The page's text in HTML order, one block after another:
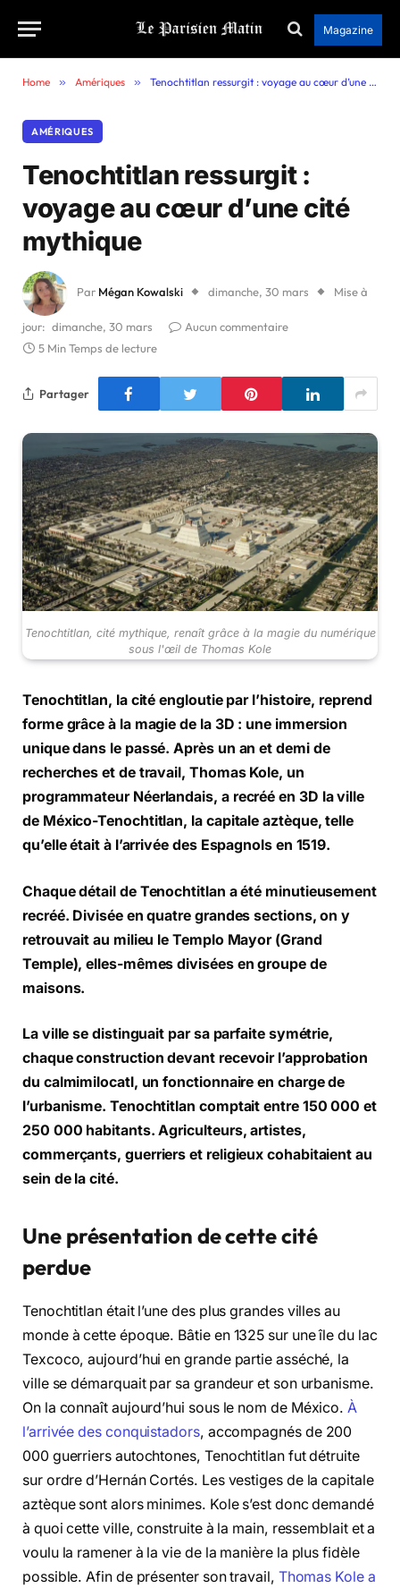
Magazine
Home » Amériques » Tenochtitlan ressurgit : voyage au cœur d’une cité mythique
AMÉRIQUES
Tenochtitlan ressurgit :
voyage au cœur d’une cité
mythique
Par Mégan Kowalski dimanche, 30 mars Mise à
jour: dimanche, 30 mars
Aucun commentaire
5 Min Temps de lecture
Partager
Tenochtitlan, cité mythique, renaît grâce à la magie du numérique
sous l'œil de Thomas Kole
Tenochtitlan, la cité engloutie par l’histoire, reprend
forme grâce à la magie de la 3D : une immersion
unique dans le passé. Après un an et demi de
recherches et de travail, Thomas Kole, un
programmateur Néerlandais, a recréé en 3D la ville
de México-Tenochtitlan, la capitale aztèque, telle
qu’elle était à l’arrivée des Espagnols en 1519.
Chaque détail de Tenochtitlan a été minutieusement
recréé. Divisée en quatre grandes sections, on y
retrouvait au milieu le Templo Mayor (Grand
Temple), elles-mêmes divisées en groupe de
maisons.
La ville se distinguait par sa parfaite symétrie,
chaque construction devant recevoir l’approbation
du calmimilocatl, un fonctionnaire en charge de
l’urbanisme. Tenochtitlan comptait entre 150 000 et
250 000 habitants. Agriculteurs, artistes,
commerçants, guerriers et religieux cohabitaient au
sein de la cité.
Une présentation de cette cité
perdue
Tenochtitlan était l’une des plus grandes villes au
monde à cette époque. Bâtie en 1325 sur une île du lac
Texcoco, aujourd’hui en grande partie asséché, la
ville se démarquait par sa grandeur et son urbanisme.
On la connaît aujourd’hui sous le nom de México. À
l’arrivée des conquistadors, accompagnés de 200
000 guerriers autochtones, Tenochtitlan fut détruite
sur ordre d’Hernán Cortés. Les vestiges de la capitale
aztèque sont alors minimes. Kole s’est donc demandé
à quoi cette ville, construite à la main, ressemblait et a
voulu la ramener à la vie de la manière la plus fidèle
possible. Afin de présenter son travail, Thomas Kole a